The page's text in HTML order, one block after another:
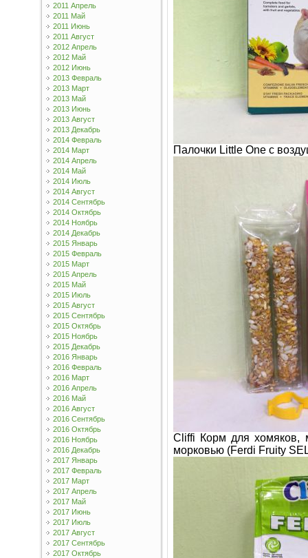
2011 Апрель
2011 Май
2011 Июнь
2011 Август
2012 Апрель
2012 Май
2012 Июнь
2013 Февраль
2013 Март
2013 Май
2013 Июнь
2013 Август
2013 Декабрь
2014 Февраль
2014 Март
2014 Апрель
2014 Май
2014 Июль
2014 Август
2014 Сентябрь
2014 Октябрь
2014 Ноябрь
2014 Декабрь
2015 Январь
2015 Февраль
2015 Март
2015 Апрель
2015 Май
2015 Июль
2015 Август
2015 Сентябрь
2015 Октябрь
2015 Ноябрь
2015 Декабрь
2016 Январь
2016 Февраль
2016 Март
2016 Апрель
2016 Май
2016 Август
2016 Сентябрь
2016 Октябрь
2016 Ноябрь
2016 Декабрь
2017 Январь
2017 Февраль
2017 Март
2017 Апрель
2017 Май
2017 Июнь
2017 Июль
2017 Август
2017 Сентябрь
2017 Октябрь
Палочки Little One с
Cliffi Корм для хомяков,
морковью (Ferdi Fruity